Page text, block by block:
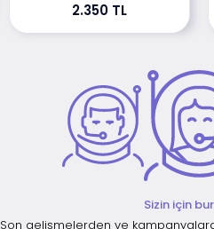
2.350 TL
Sizin için
Son gelişmelerden ve